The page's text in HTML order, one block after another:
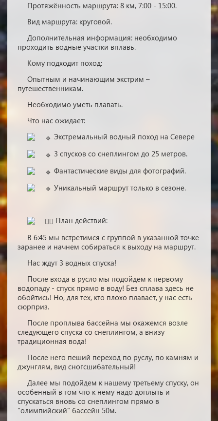
Протяжённость маршрута: 8 км, 7:00 - 15:00.
Вид маршрута: круговой.
Дополнительная информация: необходимо
проходить водные участки вплавь.
Кому подходит поход:
Опытным и начинающим экстрим –
путешественникам.
Необходимо уметь плавать.
Что нас ожидает:
Экстремальный водный поход на Севере
3 спусков со снеплингом до 25 метров.
Фантастические виды для фотографий.
Уникальный маршрут только в сезоне.
План действий:
В 6:45 мы встретимся с группой в указанной точке
заранее и начнем собираться к выходу на маршрут.
Нас ждут 3 водных спуска!
После входа в русло мы подойдем к первому
водопаду - спуск прямо в воду! Без сплава здесь не
обойтись! Но, для тех, кто плохо плавает, у нас есть
сюрприз.
После проплыва бассейна мы окажемся возле
следующего спуска со снеплингом, а внизу
традиционная вода!
После него пеший переход по руслу, по камням и
джунглям, вид сногсшибательный!
Далее мы подойдем к нашему третьему спуску, он
особенный в том что к нему надо доплыть и
спускаться вновь со снеплингом прямо в
"олимпийский" бассейн 50м.